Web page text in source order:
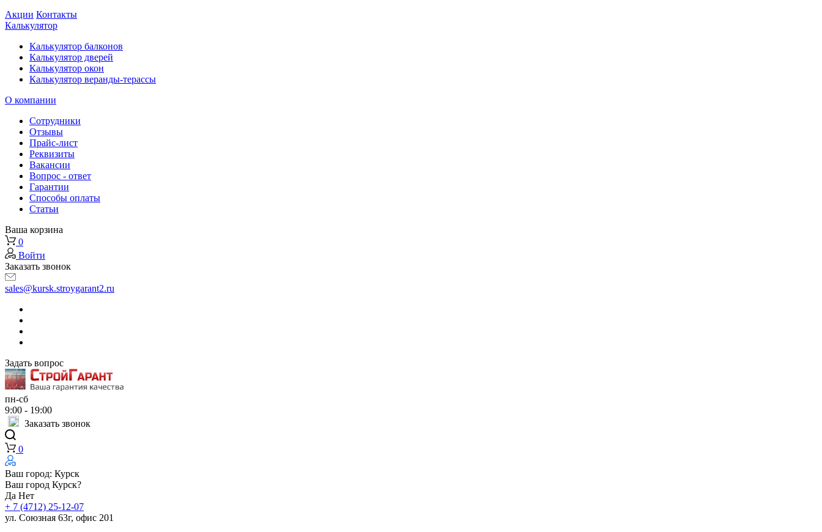
Акции Контакты
Калькулятор
Калькулятор балконов
Калькулятор дверей
Калькулятор окон
Калькулятор веранды-терассы
О компании
Сотрудники
Отзывы
Прайс-лист
Реквизиты
Вакансии
Вопрос - ответ
Гарантии
Способы оплаты
Статьи
Ваша корзина
0
Войти
Заказать звонок
sales@kursk.stroygarant2.ru
Задать вопрос
пн-сб
9:00 - 19:00
Заказать звонок
0
Ваш город: Курск
Ваш город Курск?
Да Нет
+ 7 (4712) 25-12-07
ул. Союзная 63г, офис 201